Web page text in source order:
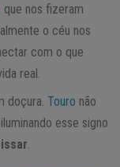
, que nos fizeram
o céu nos
com o que
real.
doçura. Touro não
esse signo